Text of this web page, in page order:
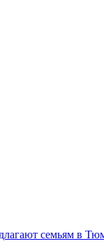
семьям в